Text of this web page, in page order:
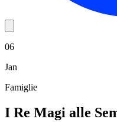
06
Jan
Famiglie
I Re Magi alle